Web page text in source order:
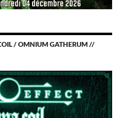
/ OMNIUM GATHERUM //